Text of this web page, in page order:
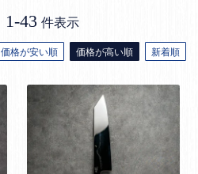
価格が安い順 価格が高い順 新着順
1-43 件表示